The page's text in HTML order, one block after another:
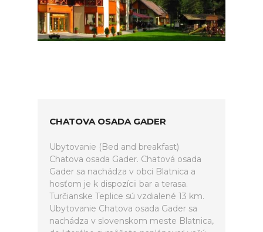
CHATOVA OSADA GADER
Ubytovanie (Bed and breakfast)
Chatova osada Gader. Chatová osada
Gader sa nachádza v obci Blatnica a
hosťom je k dispozícii bar a terasa.
Turčianske Teplice sú vzdialené 13 km.
Ubytovanie Chatova osada Gader sa
nachádza v slovenskom meste Blatnica,